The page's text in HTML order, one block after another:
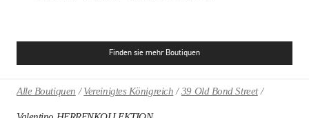
Finden sie mehr Boutiquen
Alle Boutiquen Vereinigtes Königreich 39 Old Bond Street